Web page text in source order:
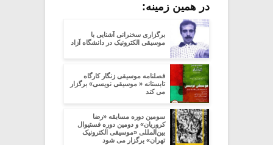
در همین زمینه:
برگزاری سخنرانی آشنایی با
موسیقی الکترونیک در دانشگاه آزاد
فصلنامه موسیقی زنگار کارگاه
تابستانه « موسیقی نویسى» برگزار
می کند
سومین دوره مسابقه «رضا
کروریان» و دومین دوره فستیوال
بین‌المللی «موسیقی الکترونیک
تهران» برگزار می شود